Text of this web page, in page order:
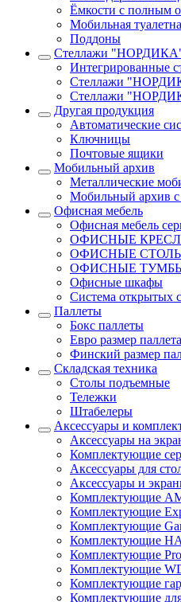
Ёмкости с полным
Мобильная
Поддоны
Стеллажи
Интегрированные
Стеллажи
Стеллажи
Другая продукция
Автоматические
Ключницы
Почтовые ящики
Мобильный архив
Металлические
Мобильный архив
Офисная мебель
Офисная мебель
ОФИСНЫЕ
ОФИСНЫЕ
ОФИСНЫЕ
Офисные шкафы
Система открытых
Паллеты
Бокс паллеты
Евро размер
Финский размер
Складская техника
Столы подъемные
Тележки
Штабелеры
Аксессуары и
Аксессуары на
Комплектующие
Аксессуары для
Аксессуары и
Комплектующие
Комплектующие
Комплектующие
Комплектующие
Комплектующие
Комплектующие
Комплектующие
Комплектующие для